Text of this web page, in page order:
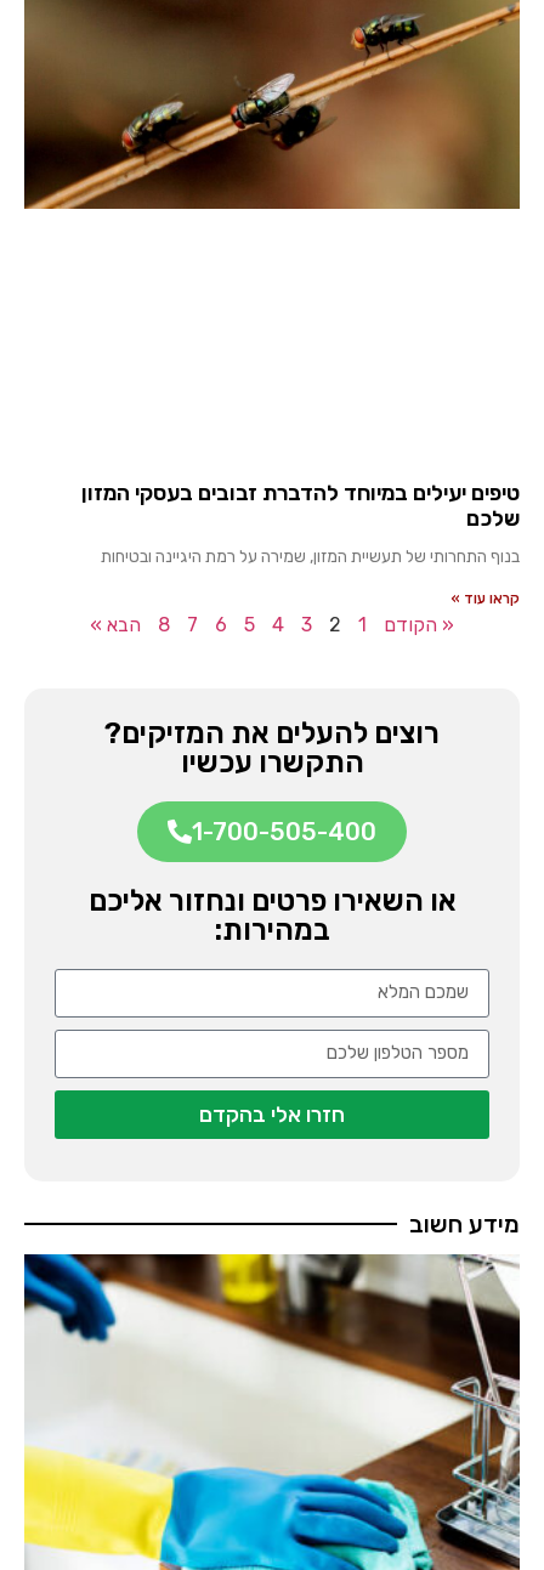
טיפים יעילים במיוחד להדברת זבובים בעסקי המזון
שלכם
בנוף התחרותי של תעשיית המזון, שמירה על רמת היגיינה ובטיחות
קראו עוד »
« הקודם 1
2
3
4
5
6
7
8 הבא »
רוצים להעלים את המזיקים?
התקשרו עכשיו
1-700-505-400
או השאירו פרטים ונחזור אליכם
במהירות:
חזרו אלי בהקדם
מידע חשוב